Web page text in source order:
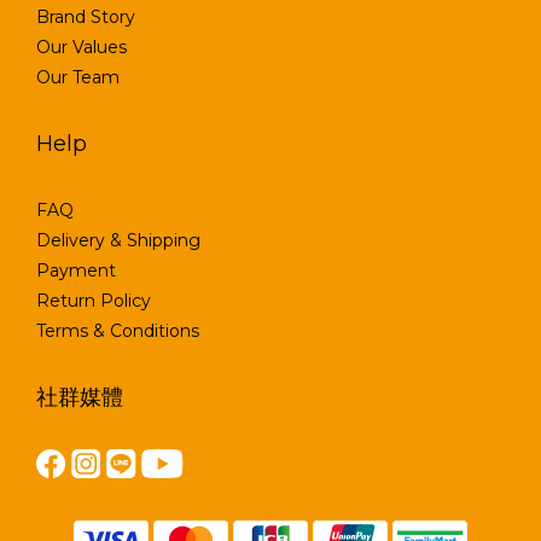
Brand Story
Our Values
Our Team
Help
FAQ
Delivery & Shipping
Payment
Return Policy
Terms & Conditions
社群媒體